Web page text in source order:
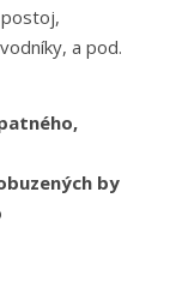
a pod.
by